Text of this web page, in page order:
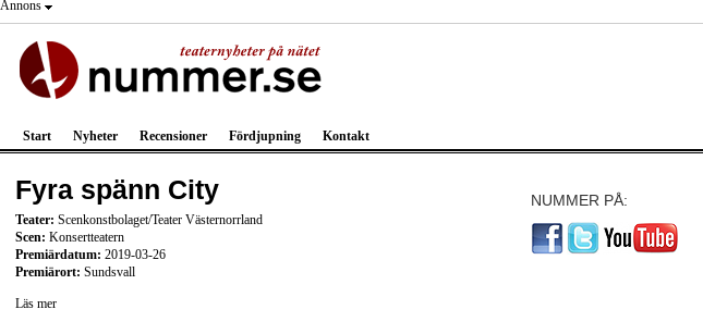
Annons
Start Nyheter Recensioner Fördjupning Kontakt
Fyra spänn City
Teater: Scenkonstbolaget/Teater Västernorrland
Scen: Konsertteatern
Premiärdatum: 2019-03-26
Premiärort: Sundsvall
Läs mer
NUMMER PÅ: